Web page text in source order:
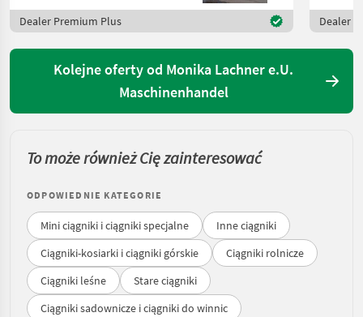
Dealer Premium Plus Dealer
Kolejne oferty od Monika Lachner e.U.
Maschinenhandel
To może również Cię zainteresować
ODPOWIEDNIE KATEGORIE
Mini ciągniki i ciągniki specjalne
Inne ciągniki
Ciągniki-kosiarki i ciągniki górskie
Ciągniki rolnicze
Ciągniki leśne
Stare ciągniki
Ciągniki sadownicze i ciągniki do winnic